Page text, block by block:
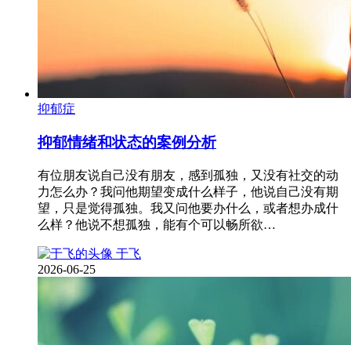
抑郁症
抑郁情绪和状态的案例分析
有位朋友说自己没有朋友，感到孤独，又没有社交的动
力怎么办？我问他期望变成什么样子，他说自己没有期
望，只是觉得孤独。我又问他要办什么，或者想办成什
么样？他说不想孤独，能有个可以畅所欲…
于飞
2026-06-25